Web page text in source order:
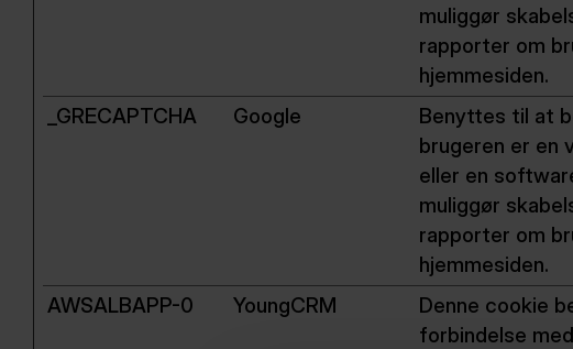
muliggør
rapporter om
hjemmesiden.
_GRECAPTCHA Google
Benyttes til at
brugeren er en
eller en
muliggør
rapporter om
hjemmesiden.
AWSALBAPP-0 YoungCRM
Denne cookie
forbindelse